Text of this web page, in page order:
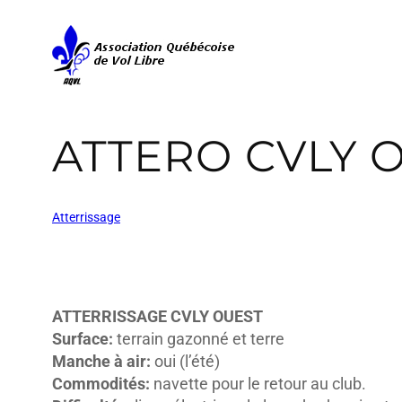
ATTERO CVLY
Atterrissage
ATTERRISSAGE CVLY OUEST
Surface: terrain gazonné et terre
Manche à air: oui (l’été)
Commodités: navette pour le retour au club.